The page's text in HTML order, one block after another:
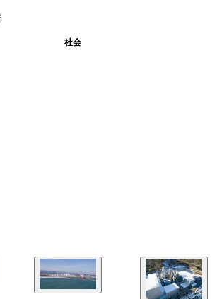
社会
ｍからドローンで撮ったイチエフ全体
設された作業スペース（○部分）は一辺